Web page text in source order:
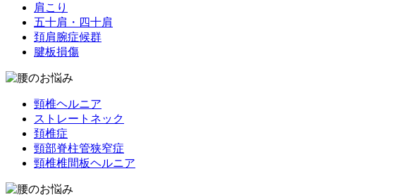
肩こり
五十肩・四十肩
頚肩腕症候群
腱板損傷
頸椎ヘルニア
ストレートネック
頚椎症
頸部脊柱管狭窄症
頸椎椎間板ヘルニア